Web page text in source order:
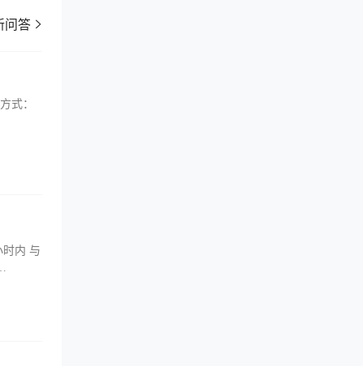
问答
式：
时内 与